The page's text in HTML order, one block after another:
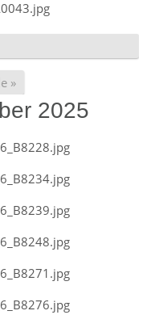
»
2025